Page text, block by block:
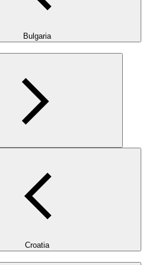
Bulgaria
Croatia